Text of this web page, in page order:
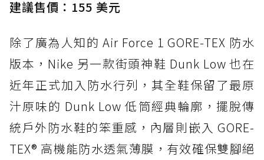
建議售價：155 美元
除了廣為人知的 Air Force 1 GORE-TEX 防水
版本，Nike 另一款街頭神鞋 Dunk Low 也在
近年正式加入防水行列，其全鞋保留了最原
汁原味的 Dunk Low 低筒經典輪廓，擺脫傳
統戶外防水鞋的笨重感，內層則嵌入 GORE-
TEX® 高機能防水透氣薄膜，有效確保雙腳絕